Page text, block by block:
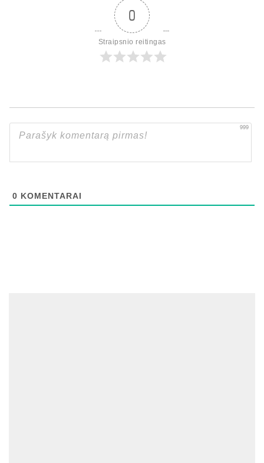
0
Straipsnio reitingas
999
0 KOMENTARAI